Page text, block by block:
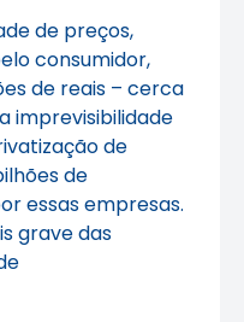
de preços,
consumidor,
de reais – cerca
imprevisibilidade
de
de
essas empresas.
grave das